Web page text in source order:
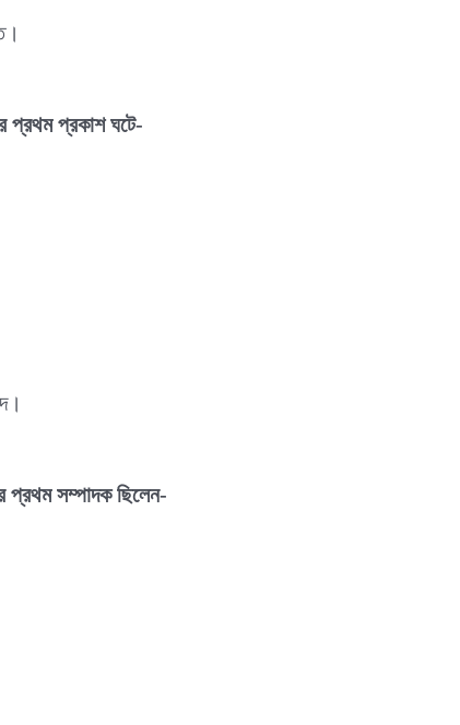
প্রথম প্রকাশ ঘটে-
প্রথম সম্পাদক ছিলেন-